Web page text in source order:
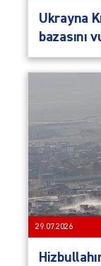
Ukrayna
bazasını
29.07.2026